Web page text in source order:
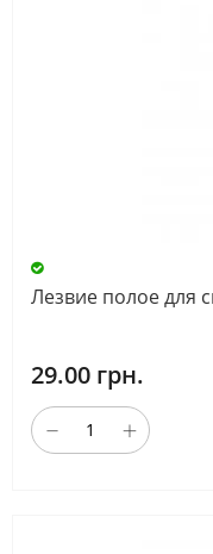
Лезвие полое для
29.00 грн.